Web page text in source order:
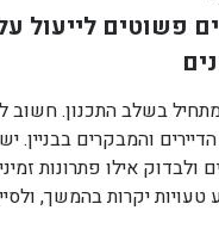
פשוטים לייעול
בשלב התכנון. חשוב
והמבקרים בבניין.
ולבדוק אילו פתרונות
טעויות יקרות בהמשך,